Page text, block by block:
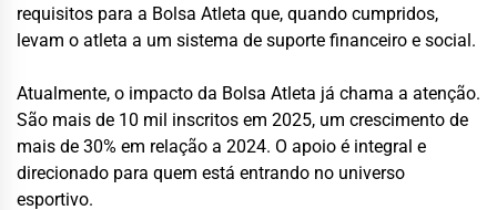
requisitos para a Bolsa Atleta que, quando cumpridos,
levam o atleta a um sistema de suporte financeiro e social.
Atualmente, o impacto da Bolsa Atleta já chama a atenção.
São mais de 10 mil inscritos em 2025, um crescimento de
mais de 30% em relação a 2024. O apoio é integral e
direcionado para quem está entrando no universo
esportivo.